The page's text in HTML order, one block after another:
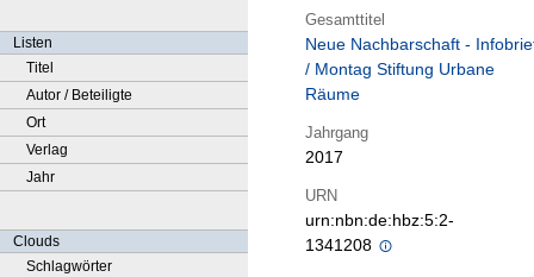
Listen
Titel
Autor / Beteiligte
Ort
Verlag
Jahr
Clouds
Schlagwörter
Gesamttitel
Neue Nachbarschaft -
/ Montag Stiftung Urbane
Räume
Jahrgang
2017
URN
urn:nbn:de:hbz:5:2-
1341208